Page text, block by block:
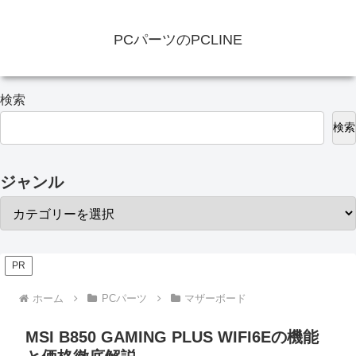
PCパーツのPCLINE
検索
検索
ジャンル
PR
ホーム PCパーツ マザーボード
MSI B850 GAMING PLUS WIFI6Eの機能